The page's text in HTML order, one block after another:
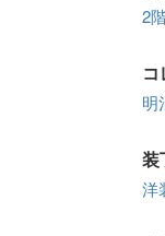
2
明
装
洋